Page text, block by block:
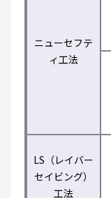
ニューセフテ
ィ工法
LS（レイバー
セイビング）
工法